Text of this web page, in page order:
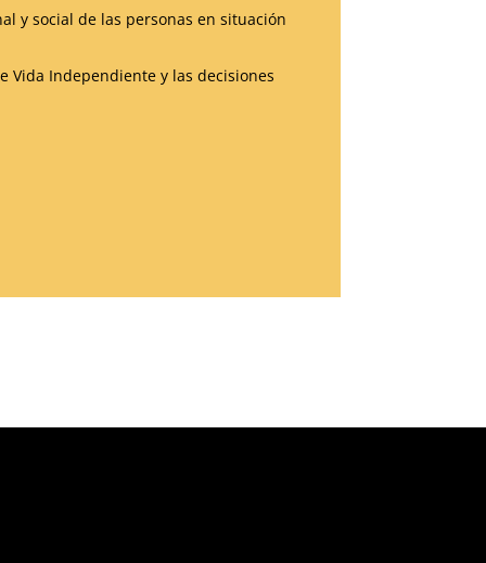
y social de las personas en situación
Vida Independiente y las decisiones